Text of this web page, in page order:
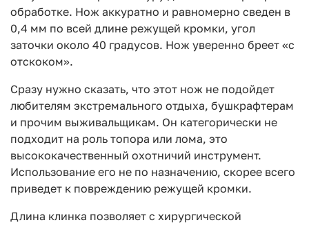
обработке. Нож аккуратно и равномерно сведен в
0,4 мм по всей длине режущей кромки, угол
заточки около 40 градусов. Нож уверенно бреет «с
отскоком».
Сразу нужно сказать, что этот нож не подойдет
любителям экстремального отдыха, бушкрафтерам
и прочим выживальщикам. Он категорически не
подходит на роль топора или лома, это
высококачественный охотничий инструмент.
Использование его не по назначению, скорее всего
приведет к повреждению режущей кромки.
Длина клинка позволяет с хирургической